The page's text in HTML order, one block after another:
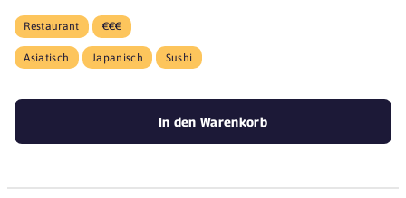
Restaurant €€€
Asiatisch Japanisch Sushi
In den Warenkorb